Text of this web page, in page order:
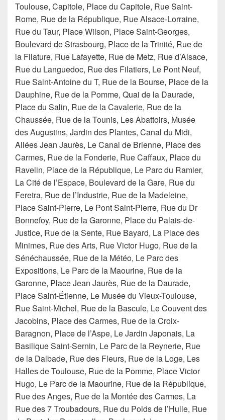
Toulouse, Capitole, Place du Capitole, Rue Saint-
Rome, Rue de la République, Rue Alsace-Lorraine,
Rue du Taur, Place Wilson, Place Saint-Georges,
Boulevard de Strasbourg, Place de la Trinité, Rue de
la Filature, Rue Lafayette, Rue de Metz, Rue d’Alsace,
Rue du Languedoc, Rue des Filatiers, Le Pont Neuf,
Rue Saint-Antoine du T, Rue de la Bourse, Place de la
Dauphine, Rue de la Pomme, Quai de la Daurade,
Place du Salin, Rue de la Cavalerie, Rue de la
Chaussée, Rue de la Tounis, Les Abattoirs, Musée
des Augustins, Jardin des Plantes, Canal du Midi,
Allées Jean Jaurès, Le Canal de Brienne, Place des
Carmes, Rue de la Fonderie, Rue Caffaux, Place du
Ravelin, Place de la République, Le Parc du Ramier,
La Cité de l’Espace, Boulevard de la Gare, Rue du
Feretra, Rue de l’Industrie, Rue de la Madeleine,
Place Saint-Pierre, Le Pont Saint-Pierre, Rue du Dr
Bonnefoy, Rue de la Garonne, Place du Palais-de-
Justice, Rue de la Sente, Rue Bayard, La Place des
Minimes, Rue des Arts, Rue Victor Hugo, Rue de la
Sénéchaussée, Rue de la Météo, Le Parc des
Expositions, Le Parc de la Maourine, Rue de la
Garonne, Place Jean Jaurès, Rue de la Daurade,
Place Saint-Étienne, Le Musée du Vieux-Toulouse,
Rue Saint-Michel, Rue de la Bascule, Le Couvent des
Jacobins, Place des Carmes, Rue de la Croix-
Baragnon, Place de l’Aspe, Le Jardin Japonais, La
Basilique Saint-Sernin, Le Parc de la Reynerie, Rue
de la Dalbade, Rue des Fleurs, Rue de la Loge, Les
Halles de Toulouse, Rue de la Pomme, Place Victor
Hugo, Le Parc de la Maourine, Rue de la République,
Rue des Anges, Rue de la Montée des Carmes, La
Rue des 7 Troubadours, Rue du Poids de l’Huile, Rue